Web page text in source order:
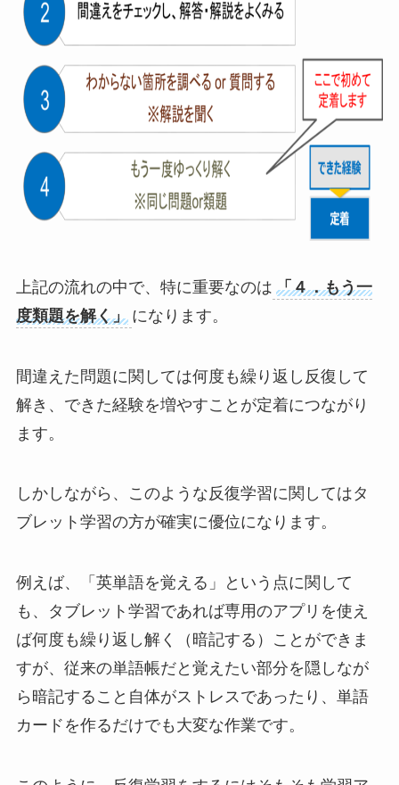
上記の流れの中で、特に重要なのは 「４．もう一
度類題を解く」 になります。
間違えた問題に関しては何度も繰り返し反復して
解き、できた経験を増やすことが定着につながり
ます。
しかしながら、このような反復学習に関してはタ
ブレット学習の方が確実に優位になります。
例えば、「英単語を覚える」という点に関して
も、タブレット学習であれば専用のアプリを使え
ば何度も繰り返し解く（暗記する）ことができま
すが、従来の単語帳だと覚えたい部分を隠しなが
ら暗記すること自体がストレスであったり、単語
カードを作るだけでも大変な作業です。